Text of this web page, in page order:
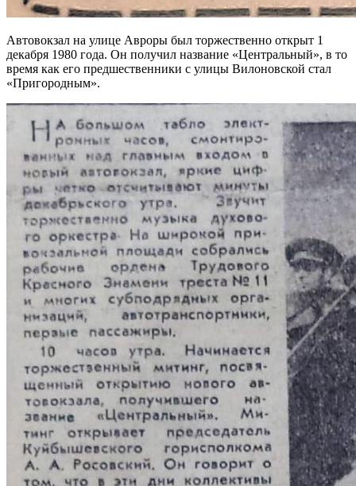
Автовокзал на улице Авроры был торжественно открыт 1
декабря 1980 года. Он получил название «Центральный», в то
время как его предшественники с улицы Вилоновской стал
«Пригородным».